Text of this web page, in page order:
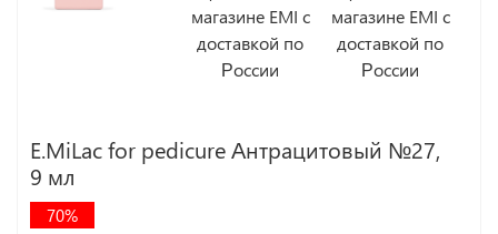
E.MiLac for pedicure Антрацитовый №27,
9 мл
70%